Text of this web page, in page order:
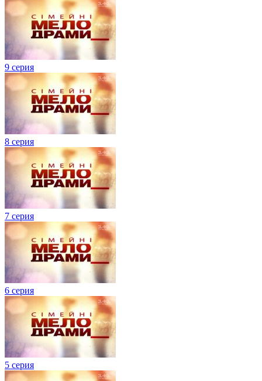
9 серия
8 серия
7 серия
6 серия
5 серия